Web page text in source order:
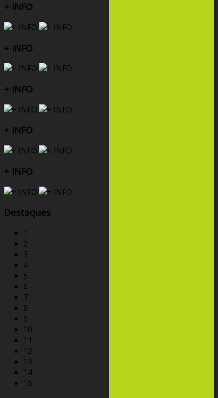
+ INFO
+ INFO
+ INFO
+ INFO
+ INFO
Destaques
1
2
3
4
5
6
7
8
9
10
11
12
13
14
15